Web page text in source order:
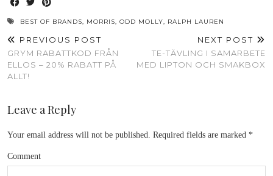
BEST OF BRANDS, MORRIS, ODD MOLLY, RALPH LAUREN
PREVIOUS POST
GRYM RABATTKOD FRÅN
ELLOS – 20% RABATT PÅ
ALLT!
NEXT POST
TE-TÄVLING I SAMARBETE
MED LIPTON OCH SMAKBOX
Leave a Reply
Your email address will not be published. Required fields are marked *
Comment